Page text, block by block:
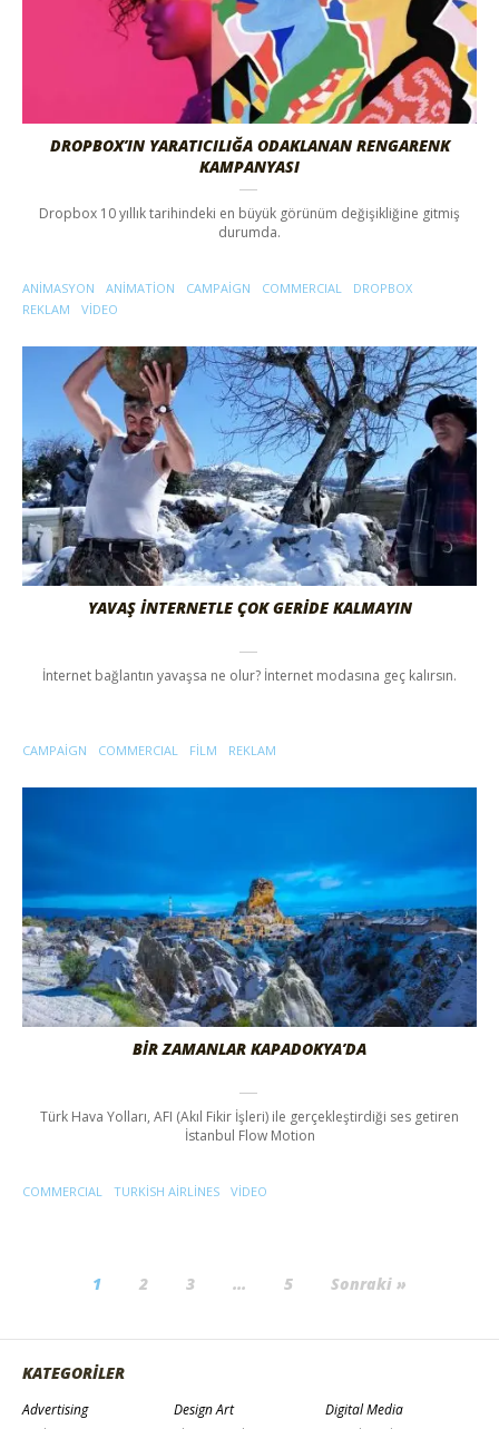
DROPBOX’IN YARATICILIĞA ODAKLANAN RENGARENK
KAMPANYASI
Dropbox 10 yıllık tarihindeki en büyük görünüm değişikliğine gitmiş
durumda.
ANIMASYON ANIMATION CAMPAIGN COMMERCIAL
DROPBOX
REKLAM
VIDEO
YAVAŞ İNTERNETLE ÇOK GERİDE KALMAYIN
İnternet bağlantın yavaşsa ne olur? İnternet modasına geç kalırsın.
CAMPAIGN COMMERCIAL FILM REKLAM
BİR ZAMANLAR KAPADOKYA’DA
Türk Hava Yolları, AFI (Akıl Fikir İşleri) ile gerçekleştirdiği ses getiren
İstanbul Flow Motion
COMMERCIAL TURKISH AIRLINES VIDEO
1 2 3 … 5 Sonraki »
KATEGORİLER
Advertising
Design Art
Digital Media